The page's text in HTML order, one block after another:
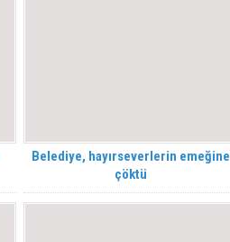
Belediye, hayırseverlerin emeğine
çöktü